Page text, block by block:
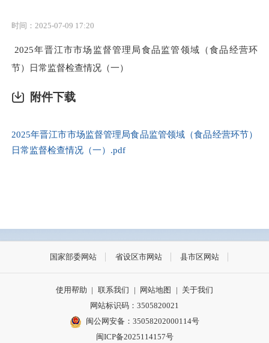
时间：2025-07-09 17:20
2025年晋江市市场监督管理局食品监管领域（食品经营环
节）日常监督检查情况（一）
附件下载
2025年晋江市市场监督管理局食品监管领域（食品经营环节）
日常监督检查情况（一）.pdf
国家部委网站 省设区市网站 县市区网站
使用帮助 | 联系我们 | 网站地图 | 关于我们
网站标识码：3505820021
闽公网安备：35058202000114号
闽ICP备2025114157号